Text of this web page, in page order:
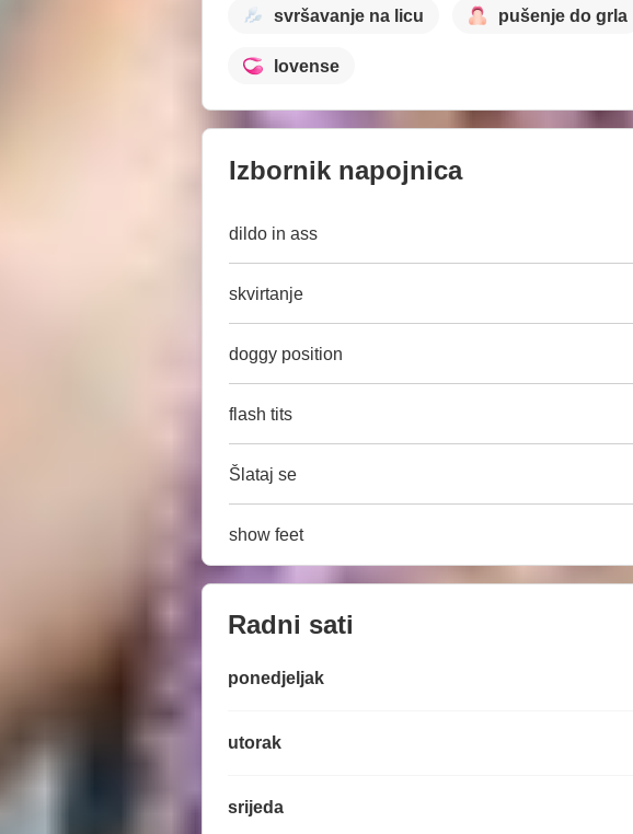
svršavanje na licu pušenje do grla
lovense
Izbornik napojnica
dildo in ass
skvirtanje
doggy position
flash tits
Šlataj se
show feet
Radni sati
ponedjeljak
utorak
srijeda